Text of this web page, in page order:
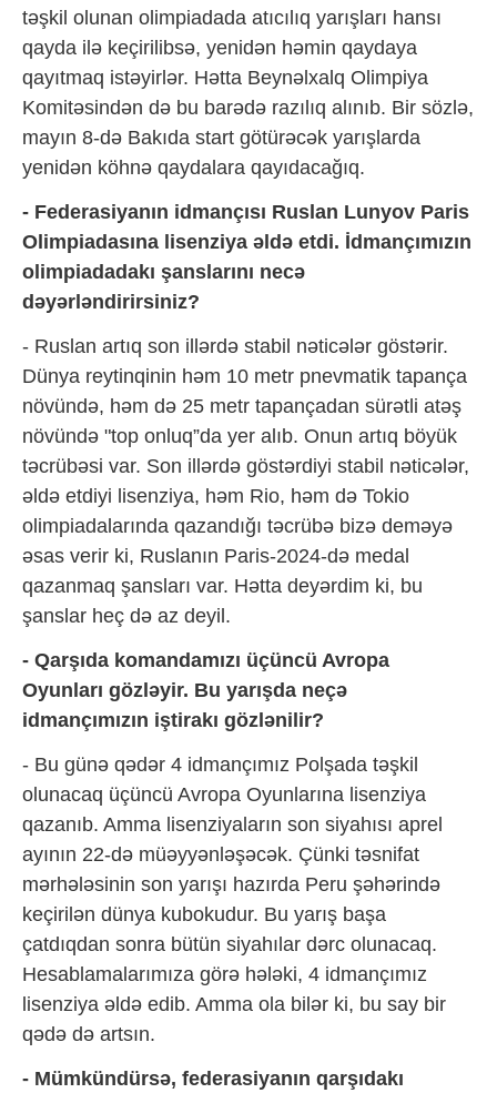
təşkil olunan olimpiadada atıcılıq yarışları hansı
qayda ilə keçirilibsə, yenidən həmin qaydaya
qayıtmaq istəyirlər. Hətta Beynəlxalq Olimpiya
Komitəsindən də bu barədə razılıq alınıb. Bir sözlə,
mayın 8-də Bakıda start götürəcək yarışlarda
yenidən köhnə qaydalara qayıdacağıq.
- Federasiyanın idmançısı Ruslan Lunyov Paris
Olimpiadasına lisenziya əldə etdi. İdmançımızın
olimpiadadakı şanslarını necə
dəyərləndirirsiniz?
- Ruslan artıq son illərdə stabil nəticələr göstərir.
Dünya reytinqinin həm 10 metr pnevmatik tapança
növündə, həm də 25 metr tapançadan sürətli atəş
növündə "top onluq”da yer alıb. Onun artıq böyük
təcrübəsi var. Son illərdə göstərdiyi stabil nəticələr,
əldə etdiyi lisenziya, həm Rio, həm də Tokio
olimpiadalarında qazandığı təcrübə bizə deməyə
əsas verir ki, Ruslanın Paris-2024-də medal
qazanmaq şansları var. Hətta deyərdim ki, bu
şanslar heç də az deyil.
- Qarşıda komandamızı üçüncü Avropa
Oyunları gözləyir. Bu yarışda neçə
idmançımızın iştirakı gözlənilir?
- Bu günə qədər 4 idmançımız Polşada təşkil
olunacaq üçüncü Avropa Oyunlarına lisenziya
qazanıb. Amma lisenziyaların son siyahısı aprel
ayının 22-də müəyyənləşəcək. Çünki təsnifat
mərhələsinin son yarışı hazırda Peru şəhərində
keçirilən dünya kubokudur. Bu yarış başa
çatdıqdan sonra bütün siyahılar dərc olunacaq.
Hesablamalarımıza görə hələki, 4 idmançımız
lisenziya əldə edib. Amma ola bilər ki, bu say bir
qədə də artsın.
- Mümkündürsə, federasiyanın qarşıdakı